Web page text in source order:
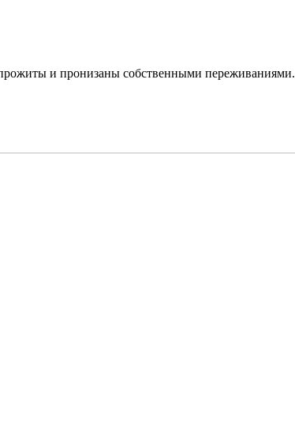
и пронизаны собственными переживаниями.